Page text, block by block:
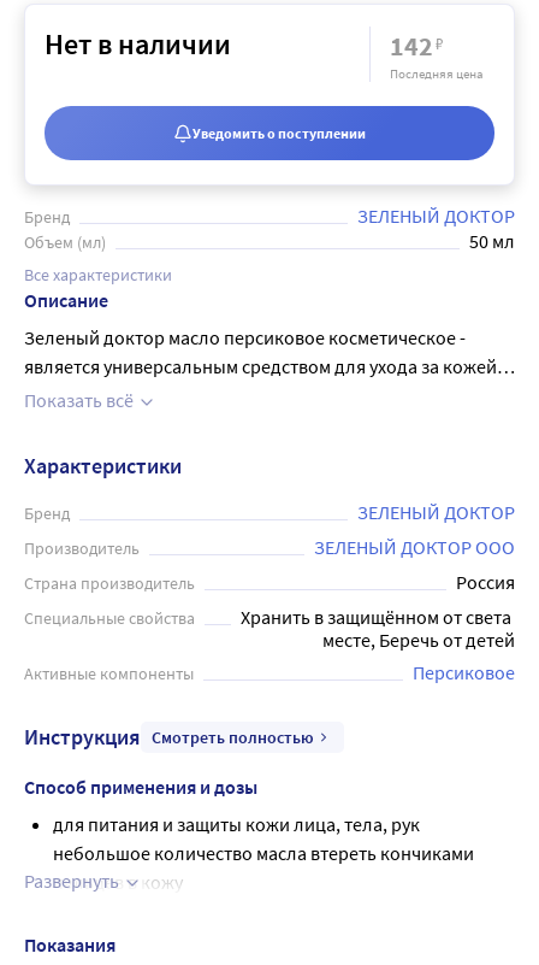
Бренд ЗЕЛЕНЫЙ ДОКТОР
Объем (мл) 50 мл
Все характеристики
Описание
Зеленый доктор масло персиковое косметическое -
является универсальным средством для ухода за кожей
лица, тела и волосами. Обладает увлажняющими и
преждевременному старению кожи, способствует
смягчению сухих участков, подходит для ухода за нежной
кожей губ, укрепляет ногтевую пластину. Применять в
чистом виде и для обогащения косметических средств
лица – нанести по массажным линиям. Для ухода за
ногтями – втереть в ногтевую пластину. Объем флакона
Показать всё
Нет в наличии 142₽
Последняя цена
Уведомить о поступлении
Характеристики
Бренд ЗЕЛЕНЫЙ ДОКТОР
Производитель ЗЕЛЕНЫЙ ДОКТОР ООО
Страна производитель Россия
Специальные свойства
Хранить в защищённом от света
месте, Беречь от детей
Активные компоненты Персиковое
Инструкция Смотреть полностью
Способ применения и дозы
для питания и защиты кожи лица, тела, рук
небольшое количество масла втереть кончиками
пальцев в кожу
для снятия макияжа на тампон, смоченный теплой
Развернуть
Показания